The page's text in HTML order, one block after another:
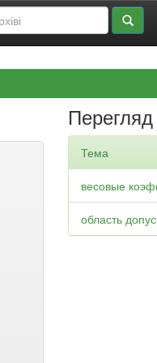
Перегляд
Тема
весовые
область